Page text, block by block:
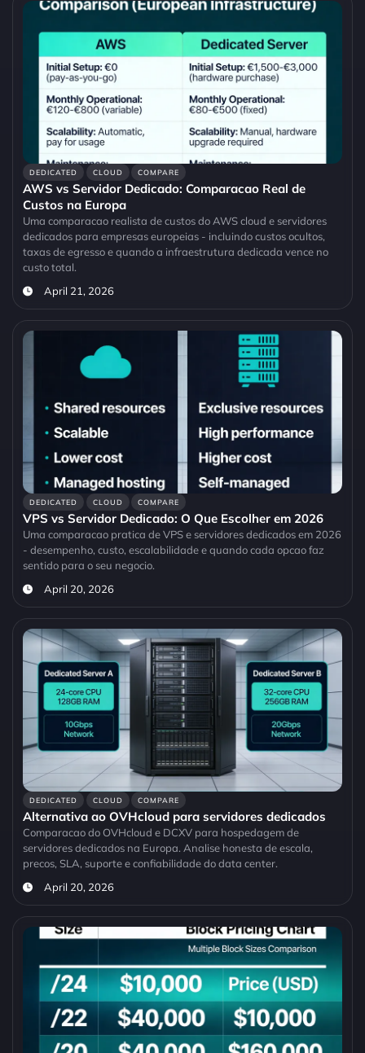
DEDICATED CLOUD COMPARE
AWS vs Servidor Dedicado: Comparacao Real de
Custos na Europa
Uma comparacao realista de custos do AWS cloud e servidores
dedicados para empresas europeias - incluindo custos ocultos,
taxas de egresso e quando a infraestrutura dedicada vence no
custo total.
April 21, 2026
DEDICATED CLOUD COMPARE
VPS vs Servidor Dedicado: O Que Escolher em 2026
Uma comparacao pratica de VPS e servidores dedicados em 2026
- desempenho, custo, escalabilidade e quando cada opcao faz
sentido para o seu negocio.
April 20, 2026
DEDICATED CLOUD COMPARE
Alternativa ao OVHcloud para servidores dedicados
Comparacao do OVHcloud e DCXV para hospedagem de
servidores dedicados na Europa. Analise honesta de escala,
precos, SLA, suporte e confiabilidade do data center.
April 20, 2026